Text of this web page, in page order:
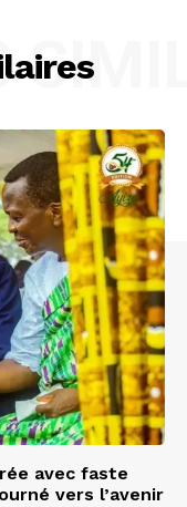
avec faste
vers l’avenir